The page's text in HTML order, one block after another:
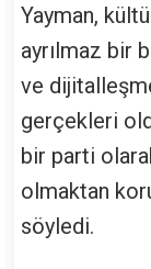
Yayman,
ayrılmaz bir
ve
gerçekleri
bir parti
olmaktan
söyledi.